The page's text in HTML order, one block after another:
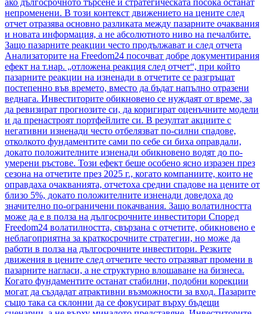
непроменени. В този контекст движението на цените след
отчет отразява основно разликата между пазарните очаквания
и новата информация, а не абсолютното ниво на печалбите.
Защо пазарните реакции често продължават и след отчета
Анализаторите на Freedom24 посочват добре документирания
ефект на т.нар. „отложена реакция след отчет“, при който
пазарните реакции на изненади в отчетите се разгръщат
постепенно във времето, вместо да бъдат напълно отразени
веднага. Инвеститорите обикновено се нуждаят от време, за
да ревизират прогнозите си, да коригират оценъчните модели
и да пренастроят портфейлите си. В резултат акциите с
негативни изненади често отбелязват по-силни спадове,
отколкото фундаментите сами по себе си биха оправдали,
докато положителните изненади обикновено водят до по-
умерени ръстове. Този ефект беше особено ясно изразен през
сезона на отчетите през 2025 г., когато компаниите, които не
оправдаха очакванията, отчетоха средни спадове на цените от
близо 5%, докато положителните изненади доведоха до
значително по-ограничени покачвания. Защо волатилността
може да е в полза на дългосрочните инвеститори Според
Freedom24 волатилността, свързана с отчетите, обикновено е
неблагоприятна за краткосрочните стратегии, но може да
работи в полза на дългосрочните инвеститори. Резките
движения в цените след отчетите често отразяват промени в
пазарните нагласи, а не структурно влошаване на бизнеса.
Когато фундаментите останат стабилни, подобни корекции
могат да създадат атрактивни възможности за вход. Пазарите
също така са склонни да се фокусират върху бъдещи